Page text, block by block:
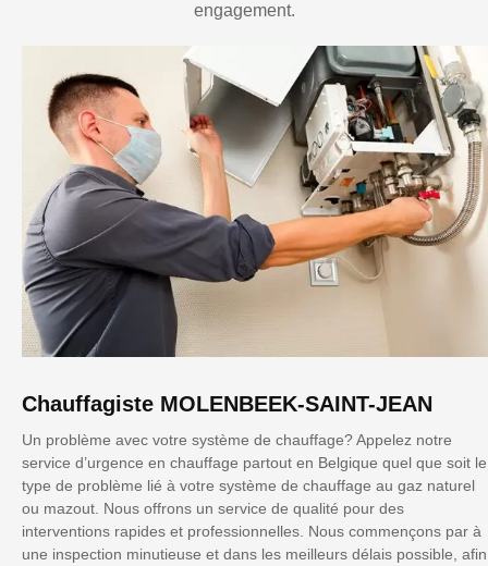
engagement.
Chauffagiste MOLENBEEK-SAINT-JEAN
Un problème avec votre système de chauffage? Appelez notre
service d’urgence en chauffage partout en Belgique quel que soit le
type de problème lié à votre système de chauffage au gaz naturel
ou mazout. Nous offrons un service de qualité pour des
interventions rapides et professionnelles. Nous commençons par à
une inspection minutieuse et dans les meilleurs délais possible, afin